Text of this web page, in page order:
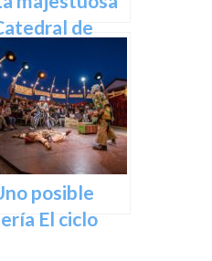
de
un
cultural
posible
El ciclo